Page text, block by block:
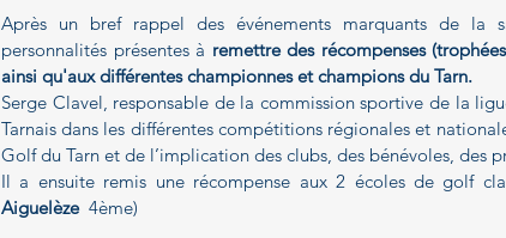
Après un bref rappel des événements marquants de la
personnalités présentes à remettre des récompenses
ainsi qu'aux différentes championnes et champions du Tarn.
Serge Clavel, responsable de la commission sportive de la
Tarnais dans les différentes compétitions régionales et
Golf du Tarn et de l’implication des clubs, des bénévoles, des
Il a ensuite remis une récompense aux 2 écoles de golf
Aiguelèze
  4ème)